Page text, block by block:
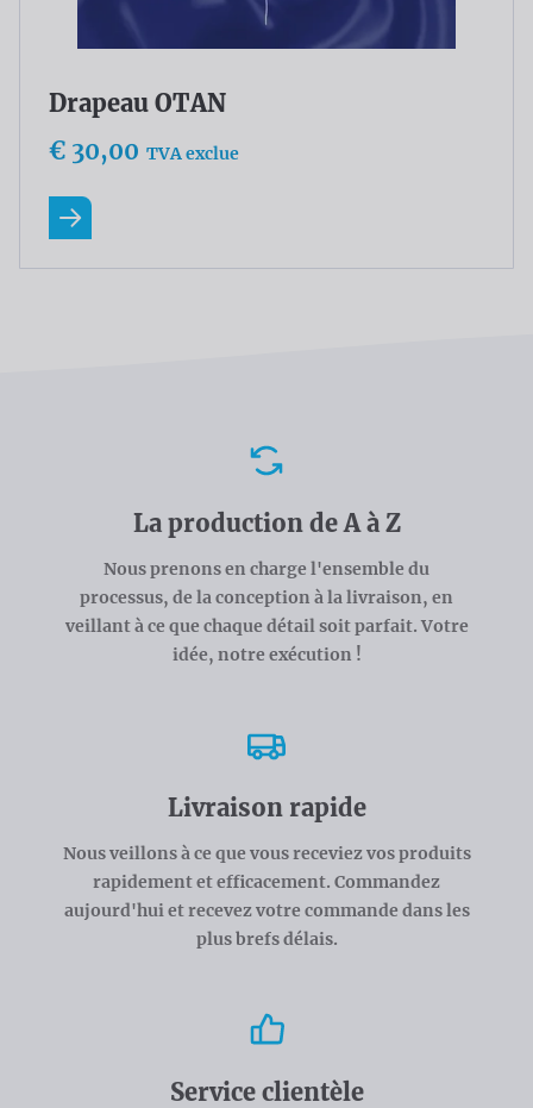
Drapeau OTAN
€ 30,00 TVA exclue
En savoir plus
La production de A à Z
Nous prenons en charge l'ensemble du
processus, de la conception à la livraison, en
veillant à ce que chaque détail soit parfait. Votre
idée, notre exécution !
Livraison rapide
Nous veillons à ce que vous receviez vos produits
rapidement et efficacement. Commandez
aujourd'hui et recevez votre commande dans les
plus brefs délais.
Service clientèle